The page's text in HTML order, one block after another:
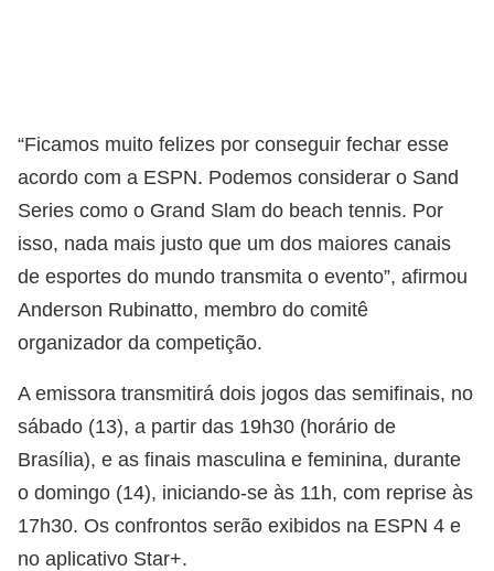
“Ficamos muito felizes por conseguir fechar esse
acordo com a ESPN. Podemos considerar o Sand
Series como o Grand Slam do beach tennis. Por
isso, nada mais justo que um dos maiores canais
de esportes do mundo transmita o evento”, afirmou
Anderson Rubinatto, membro do comitê
organizador da competição.
A emissora transmitirá dois jogos das semifinais, no
sábado (13), a partir das 19h30 (horário de
Brasília), e as finais masculina e feminina, durante
o domingo (14), iniciando-se às 11h, com reprise às
17h30. Os confrontos serão exibidos na ESPN 4 e
no aplicativo Star+.